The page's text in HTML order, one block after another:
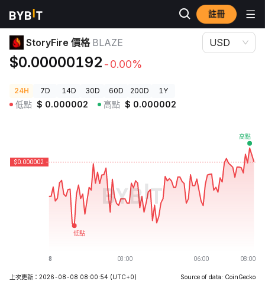
註冊
加密貨幣價格
StoryFire 價格 BLAZE
$0.00000192 -0.00%
USD
24H 7D 14D 30D 60D 200D 1Y
低點 $ 0.000002 高點 $ 0.000002
上次更新：2026-08-08 08:00:54 (UTC+0) Source of data: CoinGecko